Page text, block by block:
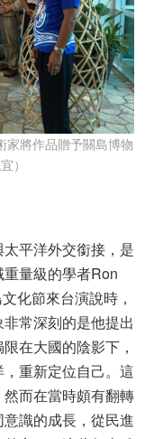
家將作品贈予關島博物
）
平洋外交銜接，是
量級的學者Ron
化節來台演說時，
常深刻的是他提出
在大國的陰影下，
重新定位自己。這
而在當時頗有翻轉
識的成長，從民進